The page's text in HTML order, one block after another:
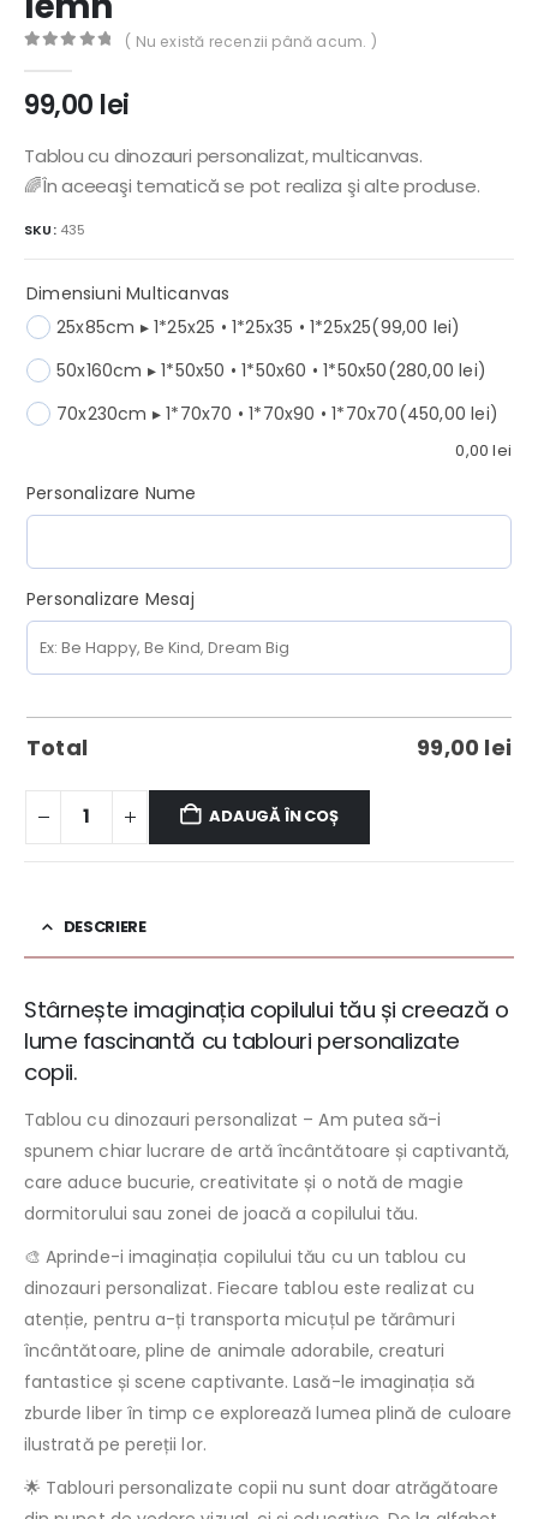
( Nu există recenzii până acum. )
99,00 lei
Tablou cu dinozauri personalizat, multicanvas.
🌈În aceeaşi tematică se pot realiza şi alte produse.
SKU: 435
Dimensiuni Multicanvas
25x85cm ▸ 1*25x25 • 1*25x35 • 1*25x25(99,00 lei)
50x160cm ▸ 1*50x50 • 1*50x60 • 1*50x50(280,00 lei)
70x230cm ▸ 1*70x70 • 1*70x90 • 1*70x70(450,00 lei)
0,00lei
Personalizare Nume
Personalizare Mesaj
Total 99,00 lei
ADAUGĂ ÎN COȘ
DESCRIERE
Stârnește imaginația copilului tău și creează o
lume fascinantă cu tablouri personalizate
copii.
Tablou cu dinozauri personalizat – Am putea să-i
spunem chiar lucrare de artă încântătoare și captivantă,
care aduce bucurie, creativitate și o notă de magie
dormitorului sau zonei de joacă a copilului tău.
🎨 Aprinde-i imaginația copilului tău cu un tablou cu
dinozauri personalizat. Fiecare tablou este realizat cu
atenție, pentru a-ți transporta micuțul pe tărâmuri
încântătoare, pline de animale adorabile, creaturi
fantastice și scene captivante. Lasă-le imaginația să
zburde liber în timp ce explorează lumea plină de culoare
ilustrată pe pereții lor.
🌟 Tablouri personalizate copii nu sunt doar atrăgătoare